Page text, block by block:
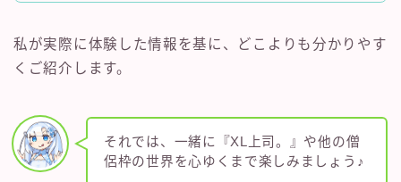
私が実際に体験した情報を基に、どこよりも分かりやす
くご紹介します。
それでは、一緒に『XL上司。』や他の僧
侶枠の世界を心ゆくまで楽しみましょう♪